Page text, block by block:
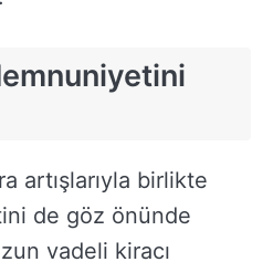
artışlarıyla birlikte
de göz önünde
vadeli kiracı